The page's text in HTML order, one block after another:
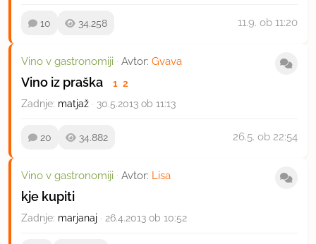
10 34.258 11.9. ob 11:20
Vino v gastronomiji · Avtor: Gvava
Vino iz praška 1 2
Zadnje: matjaž · 30.5.2013 ob 11:13
20 34.882 26.5. ob 22:54
Vino v gastronomiji · Avtor: Lisa
kje kupiti
Zadnje: marjanaj · 26.4.2013 ob 10:52